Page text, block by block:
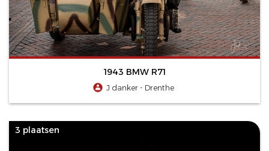
1943 BMW R71
J danker - Drenthe
3 plaatsen